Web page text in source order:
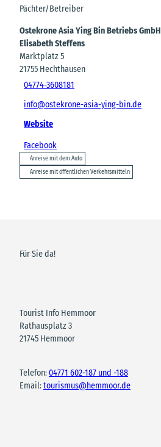
Pächter/Betreiber
Ostekrone Asia Ying Bin Betriebs GmbH
Elisabeth Steffens
Marktplatz 5
21755 Hechthausen
04774-3608181
info@ostekrone-asia-ying-bin.de
Website
Facebook
Anreise mit dem Auto
Anreise mit öffentlichen Verkehrsmitteln
Für Sie da!
Tourist Info Hemmoor
Rathausplatz 3
21745 Hemmoor
Telefon:04771 602-187 und -188
Email:tourismus@hemmoor.de